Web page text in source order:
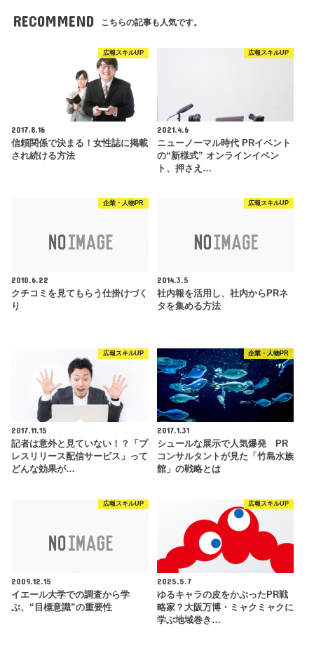
RECOMMEND こちらの記事も人気です。
広報スキルUP
2017.8.16
信頼関係で決まる！女性誌に掲載
され続ける方法
広報スキルUP
2021.4.6
ニューノーマル時代 PRイベント
の“新様式” オンラインイベン
ト、押さえ…
企業・人物PR
2010.6.22
クチコミを見てもらう仕掛けづく
り
広報スキルUP
2014.3.5
社内報を活用し、社内からPRネ
タを集める方法
広報スキルUP
2017.11.15
記者は意外と見ていない！？「プ
レスリリース配信サービス」って
どんな効果が…
企業・人物PR
2017.1.31
シュールな展示で人気爆発 PR
コンサルタントが見た「竹島水族
館」の戦略とは
広報スキルUP
2009.12.15
イエール大学での調査から学
ぶ、“目標意識”の重要性
広報スキルUP
2025.5.7
ゆるキャラの皮をかぶったPR戦
略家？大阪万博・ミャクミャクに
学ぶ地域巻き…